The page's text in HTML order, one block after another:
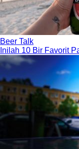
Beer Talk
Inilah 10 Bir Favorit